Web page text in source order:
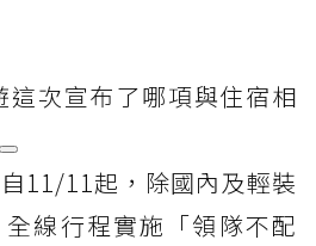
這次宣布了哪項與住宿相
11/11起，除國內及輕裝
全線行程實施「領隊不配